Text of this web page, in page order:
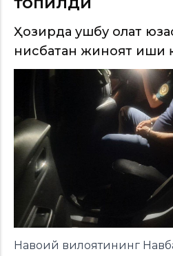
Ҳозирда ушбу ҳолат
нисбатан жиноят иши
Навоий вилоятининг